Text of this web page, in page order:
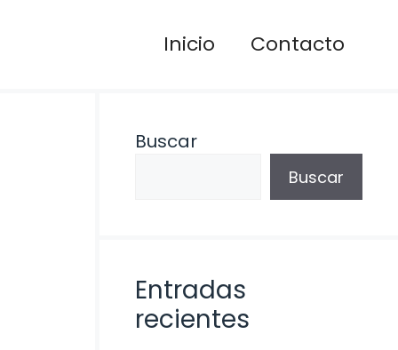
Inicio Contacto
Buscar
Buscar
Entradas
recientes